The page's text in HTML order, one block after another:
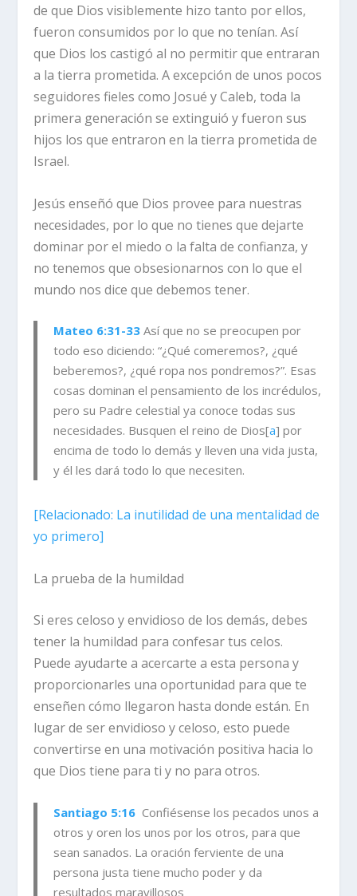
de que Dios visiblemente hizo tanto por ellos,
fueron consumidos por lo que no tenían. Así
que Dios los castigó al no permitir que entraran
a la tierra prometida. A excepción de unos pocos
seguidores fieles como Josué y Caleb, toda la
primera generación se extinguió y fueron sus
hijos los que entraron en la tierra prometida de
Israel.
Jesús enseñó que Dios provee para nuestras
necesidades, por lo que no tienes que dejarte
dominar por el miedo o la falta de confianza, y
no tenemos que obsesionarnos con lo que el
mundo nos dice que debemos tener.
Mateo 6:31-33 Así que no se preocupen por
todo eso diciendo: “¿Qué comeremos?, ¿qué
beberemos?, ¿qué ropa nos pondremos?”. Esas
cosas dominan el pensamiento de los incrédulos,
pero su Padre celestial ya conoce todas sus
necesidades. Busquen el reino de Dios[a] por
encima de todo lo demás y lleven una vida justa,
y él les dará todo lo que necesiten.
[Relacionado: La inutilidad de una mentalidad de
yo primero]
La prueba de la humildad
Si eres celoso y envidioso de los demás, debes
tener la humildad para confesar tus celos.
Puede ayudarte a acercarte a esta persona y
proporcionarles una oportunidad para que te
enseñen cómo llegaron hasta donde están. En
lugar de ser envidioso y celoso, esto puede
convertirse en una motivación positiva hacia lo
que Dios tiene para ti y no para otros.
Santiago 5:16 Confiésense los pecados unos a
otros y oren los unos por los otros, para que
sean sanados. La oración ferviente de una
persona justa tiene mucho poder y da
resultados maravillosos